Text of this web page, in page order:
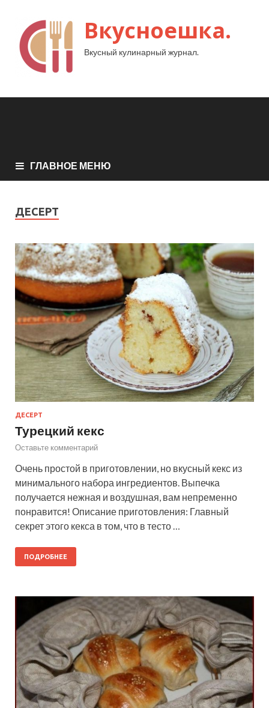
Вкусноешка.
Вкусный кулинарный журнал.
ГЛАВНОЕ МЕНЮ
ДЕСЕРТ
ДЕСЕРТ
Турецкий кекс
Оставьте комментарий
Очень простой в приготовлении, но вкусный кекс из
минимального набора ингредиентов. Выпечка
получается нежная и воздушная, вам непременно
понравится! Описание приготовления: Главный
секрет этого кекса в том, что в тесто …
ПОДРОБНЕЕ